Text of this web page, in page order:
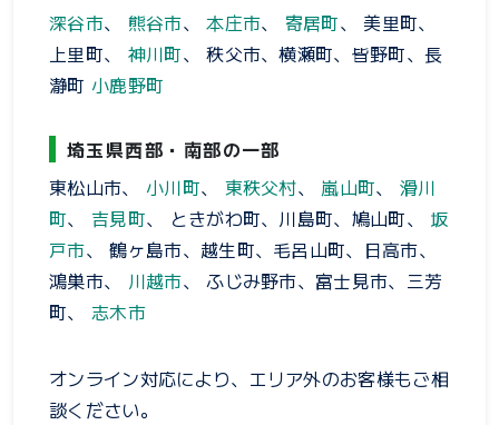
深谷市、 熊谷市、本庄市、 寄居町、 美里町、
上里町、 神川町、 秩父市、横瀬町、皆野町、長
瀞町 小鹿野町
埼玉県西部・南部の一部
東松山市、 小川町、 東秩父村、 嵐山町、滑川
町、 吉見町、 ときがわ町、川島町、鳩山町、 坂
戸市、 鶴ヶ島市、越生町、毛呂山町、日高市、
鴻巣市、 川越市、 ふじみ野市、富士見市、三芳
町、 志木市
オンライン対応により、エリア外のお客様もご相
談ください。